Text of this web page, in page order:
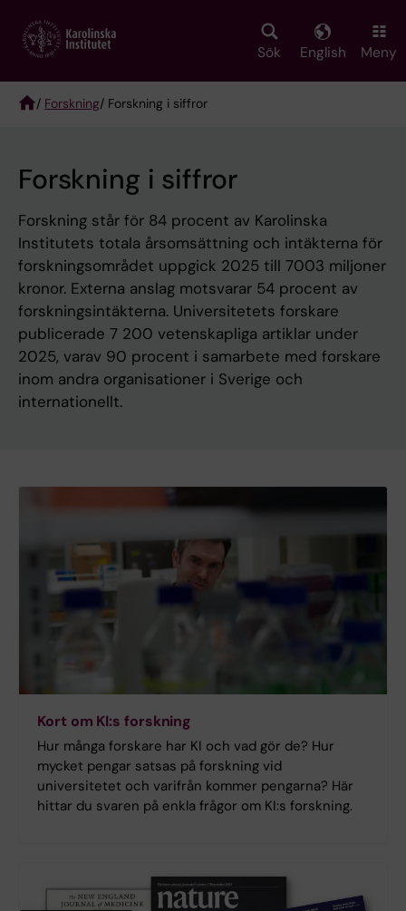
main
Sök English Meny
/ Forskning/ Forskning i siffror
Forskning i siffror
Forskning står för 84 procent av Karolinska
Institutets totala årsomsättning och intäkterna för
forskningsområdet uppgick 2025 till 7003 miljoner
kronor. Externa anslag motsvarar 54 procent av
forskningsintäkterna. Universitetets forskare
publicerade 7 200 vetenskapliga artiklar under
2025, varav 90 procent i samarbete med forskare
inom andra organisationer i Sverige och
internationellt.
Kort om KI:s forskning
Hur många forskare har KI och vad gör de? Hur
mycket pengar satsas på forskning vid
universitetet och varifrån kommer pengarna? Här
hittar du svaren på enkla frågor om KI:s forskning.